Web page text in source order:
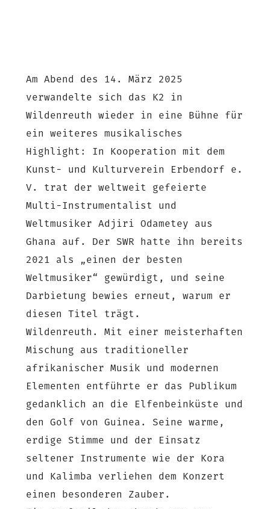
Am Abend des 14. März 2025
verwandelte sich das K2 in
Wildenreuth wieder in eine Bühne für
ein weiteres musikalisches
Highlight: In Kooperation mit dem
Kunst- und Kulturverein Erbendorf e.
V. trat der weltweit gefeierte
Multi-Instrumentalist und
Weltmusiker Adjiri Odametey aus
Ghana auf. Der SWR hatte ihn bereits
2021 als „einen der besten
Weltmusiker“ gewürdigt, und seine
Darbietung bewies erneut, warum er
diesen Titel trägt.
Wildenreuth. Mit einer meisterhaften
Mischung aus traditioneller
afrikanischer Musik und modernen
Elementen entführte er das Publikum
gedanklich an die Elfenbeinküste und
den Golf von Guinea. Seine warme,
erdige Stimme und der Einsatz
seltener Instrumente wie der Kora
und Kalimba verliehen dem Konzert
einen besonderen Zauber.